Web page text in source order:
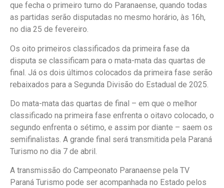
que fecha o primeiro turno do Paranaense, quando todas
as partidas serão disputadas no mesmo horário, às 16h,
no dia 25 de fevereiro.
Os oito primeiros classificados da primeira fase da
disputa se classificam para o mata-mata das quartas de
final. Já os dois últimos colocados da primeira fase serão
rebaixados para a Segunda Divisão do Estadual de 2025.
Do mata-mata das quartas de final – em que o melhor
classificado na primeira fase enfrenta o oitavo colocado, o
segundo enfrenta o sétimo, e assim por diante – saem os
semifinalistas. A grande final será transmitida pela Paraná
Turismo no dia 7 de abril.
A transmissão do Campeonato Paranaense pela TV
Paraná Turismo pode ser acompanhada no Estado pelos